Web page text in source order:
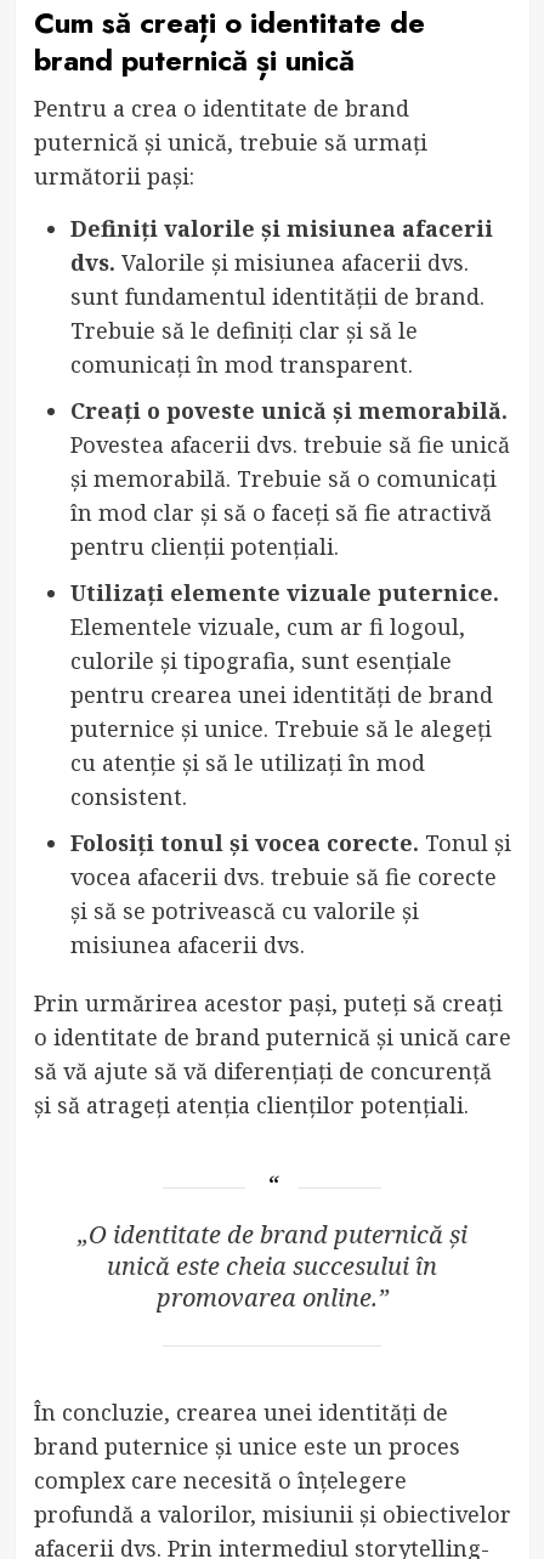
Cum să creați o identitate de
brand puternică și unică
Pentru a crea o identitate de brand
puternică și unică, trebuie să urmați
următorii pași:
Definiți valorile și misiunea afacerii
dvs. Valorile și misiunea afacerii dvs.
sunt fundamentul identității de brand.
Trebuie să le definiți clar și să le
comunicați în mod transparent.
Creați o poveste unică și memorabilă.
Povestea afacerii dvs. trebuie să fie unică
și memorabilă. Trebuie să o comunicați
în mod clar și să o faceți să fie atractivă
pentru clienții potențiali.
Utilizați elemente vizuale puternice.
Elementele vizuale, cum ar fi logoul,
culorile și tipografia, sunt esențiale
pentru crearea unei identități de brand
puternice și unice. Trebuie să le alegeți
cu atenție și să le utilizați în mod
consistent.
Folosiți tonul și vocea corecte. Tonul și
vocea afacerii dvs. trebuie să fie corecte
și să se potrivească cu valorile și
misiunea afacerii dvs.
Prin urmărirea acestor pași, puteți să creați
o identitate de brand puternică și unică care
să vă ajute să vă diferențiați de concurență
și să atrageți atenția clienților potențiali.
„O identitate de brand puternică și
unică este cheia succesului în
promovarea online.”
În concluzie, crearea unei identități de
brand puternice și unice este un proces
complex care necesită o înțelegere
profundă a valorilor, misiunii și obiectivelor
afacerii dvs. Prin intermediul storytelling-